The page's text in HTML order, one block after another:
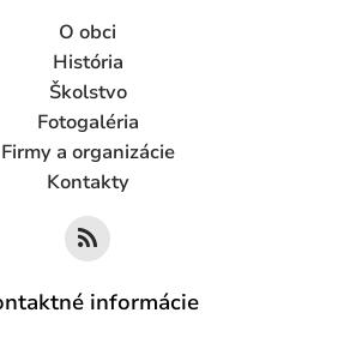
O obci
História
Školstvo
Fotogaléria
Firmy a organizácie
Kontakty
informácie